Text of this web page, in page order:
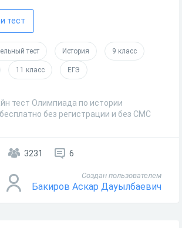
тест
тест История 9 класс
11 класс ЕГЭ
тест Олимпиада по истории
без регистрации и без СМС
3231 6
Создан пользователем
Бакиров Аскар Дауылбаевич